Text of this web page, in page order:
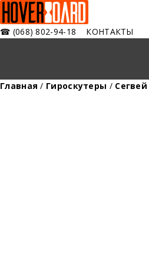
☎ (068) 802-94-18 КОНТАКТЫ
Главная/ Гироскутеры / Сегвей